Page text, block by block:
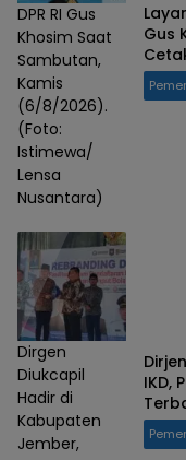
DPR RI Gus
Khosim Saat
Sambutan,
Kamis
(6/8/2026).
(Foto:
Istimewa/
Lensa
Nusantara)
Gus
Dirgen
Diukcapil
Hadir di
Kabupaten
Jember,
IKD,